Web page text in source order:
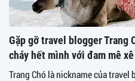
Gặp gỡ travel blogger Trang
cháy hết mình với đam mê
Trang Chó là nickname của travel